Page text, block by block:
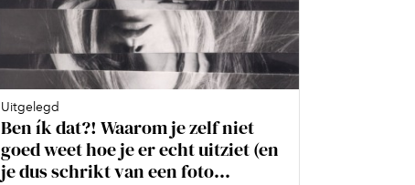
Uitgelegd
Ben ík dat?! Waarom je zelf niet
goed weet hoe je er echt uitziet (en
je dus schrikt van een foto...